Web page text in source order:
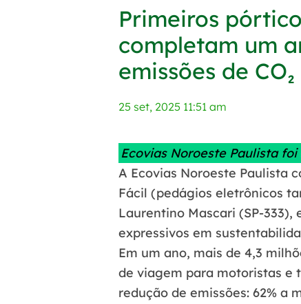
Primeiros
completam um
emissões de CO₂
25 set, 2025 11:51 am
Ecovias Noroeste Paulista
A Ecovias Noroeste Paulista
Fácil (pedágios eletrônicos
Laurentino Mascari (SP-
expressivos em
Em um ano, mais de 4,3
de viagem para motoristas e
redução de emissões: 62% a